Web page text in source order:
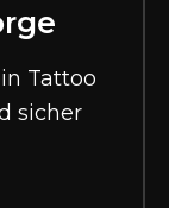
Tattoo
sicher